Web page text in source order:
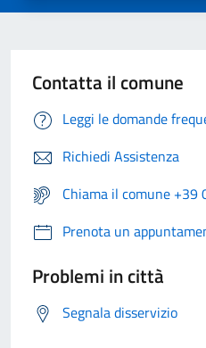
Contatta il comune
Leggi le domande
Richiedi Assistenza
Chiama il comune +39
Prenota un
Problemi in città
Segnala disservizio